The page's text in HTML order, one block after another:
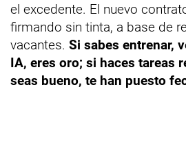
el excedente. El nuevo
firmando sin tinta, a base de
vacantes. Si sabes entrenar,
IA, eres oro; si haces tareas
seas bueno, te han puesto